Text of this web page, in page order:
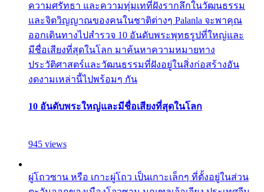
ความศรัทธา และความทุ่มเทที่ฝังรากลึกในวัฒนธรรม
และจิตวิญญาณของคนในชาติต่างๆ Palanla จะพาคุณ
ออกเดินทางไปสำรวจ 10 อันดับพระพุทธรูปที่ใหญ่และ
มีชื่อเสียงที่สุดในโลก มาค้นหาความหมายทาง
ประวัติศาสตร์และวัฒนธรรมที่ฝังอยู่ในสิ่งก่อสร้างอัน
งดงามเหล่านี้ไปพร้อมๆ กัน
10 อันดับพระใหญ่และมีชื่อเสียงที่สุดในโลก
945 views
ผู่โถวซาน หรือ เกาะผู่โถว เป็นเกาะเล็กๆ ที่ตั้งอยู่ในส่วน